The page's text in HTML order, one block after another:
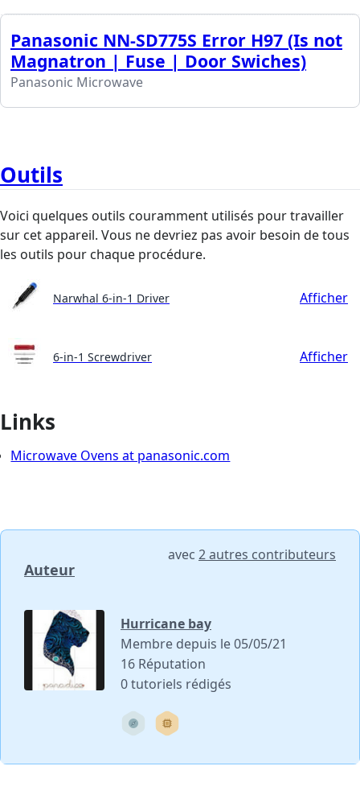
Panasonic NN-SD775S Error H97 (Is not
Magnatron | Fuse | Door Swiches)
Panasonic Microwave
Outils
Voici quelques outils couramment utilisés pour travailler
sur cet appareil. Vous ne devriez pas avoir besoin de tous
les outils pour chaque procédure.
Narwhal 6-in-1 Driver Afficher
6-in-1 Screwdriver Afficher
Links
Microwave Ovens at panasonic.com
Auteur
avec 2 autres contributeurs
Hurricane bay
Membre depuis le 05/05/21
16 Réputation
0 tutoriels rédigés